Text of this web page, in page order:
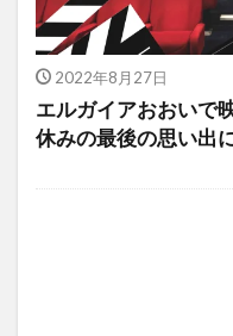
2022年8月27日
エルガイアおおいで
休みの最後の思い出